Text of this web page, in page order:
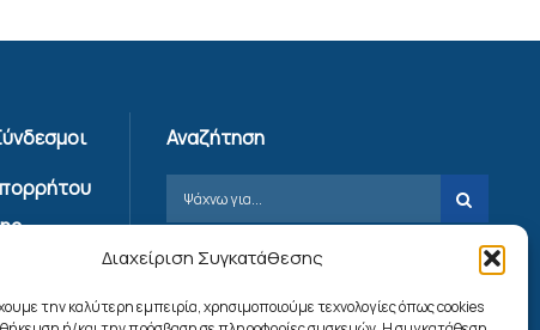
Διαχείριση Συγκατάθεσης
την καλύτερη εμπειρία, χρησιμοποιούμε τεχνολογίες όπως cookies
Αναζήτηση